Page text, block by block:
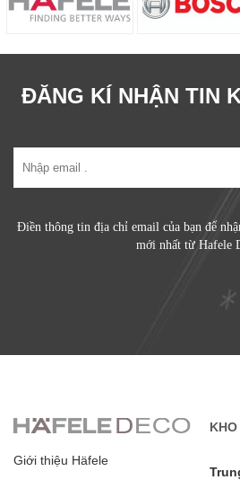
ĐĂNG KÍ NHẬN TIN
Điền thông tin địa chỉ email của bạn để
mới nhất từ Hafele
Giới thiệu Häfele